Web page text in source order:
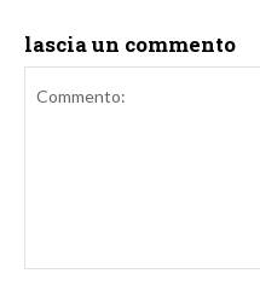
lascia un commento